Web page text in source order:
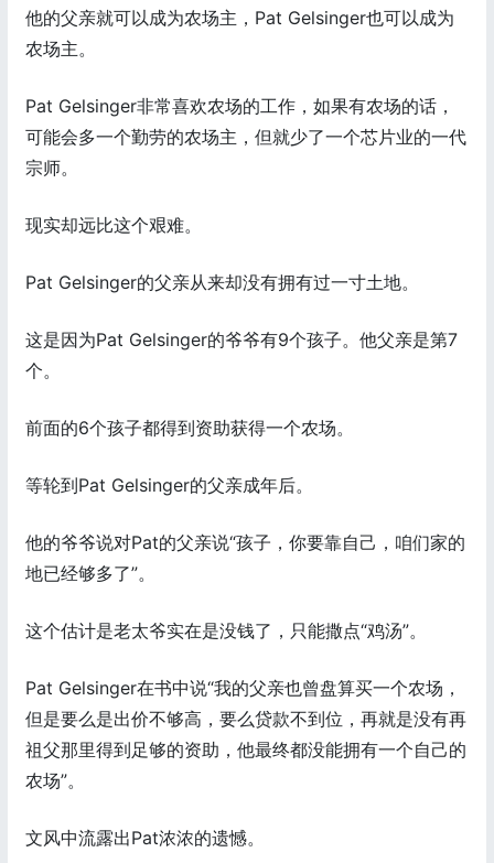
他的父亲就可以成为农场主，Pat Gelsinger也可以成为
农场主。
Pat Gelsinger非常喜欢农场的工作，如果有农场的话，
可能会多一个勤劳的农场主，但就少了一个芯片业的一代
宗师。
现实却远比这个艰难。
Pat Gelsinger的父亲从来却没有拥有过一寸土地。
这是因为Pat Gelsinger的爷爷有9个孩子。他父亲是第7
个。
前面的6个孩子都得到资助获得一个农场。
等轮到Pat Gelsinger的父亲成年后。
他的爷爷说对Pat的父亲说“孩子，你要靠自己，咱们家的
地已经够多了”。
这个估计是老太爷实在是没钱了，只能撒点“鸡汤”。
Pat Gelsinger在书中说“我的父亲也曾盘算买一个农场，
但是要么是出价不够高，要么贷款不到位，再就是没有再
祖父那里得到足够的资助，他最终都没能拥有一个自己的
农场”。
文风中流露出Pat浓浓的遗憾。